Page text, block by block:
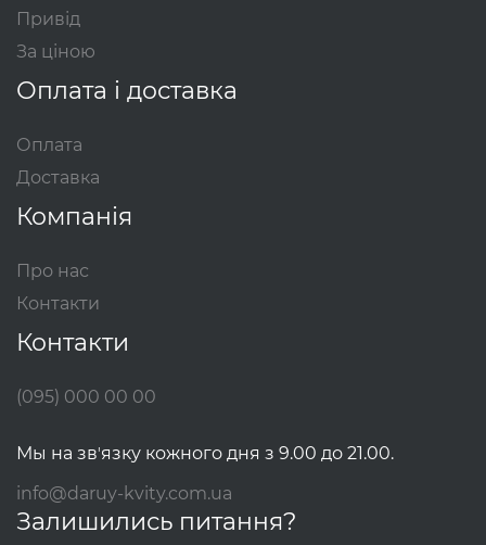
Привід
За ціною
Оплата і доставка
Оплата
Доставка
Компанія
Про нас
Контакти
Контакти
(095) 000 00 00
Мы на звʼязку кожного дня з 9.00 до 21.00.
info@daruy-kvity.com.ua
Залишились питання?